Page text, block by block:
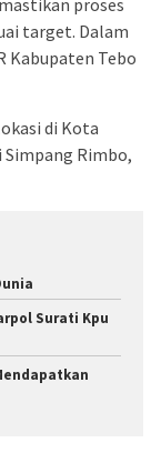
proses
target. Dalam
Kabupaten Tebo
di Kota
Rimbo,
Surati Kpu